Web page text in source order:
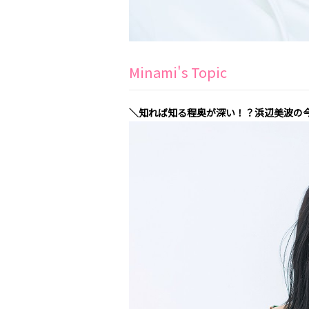
Minami's Topic
＼知れば知る程奥が深い！？浜辺美波